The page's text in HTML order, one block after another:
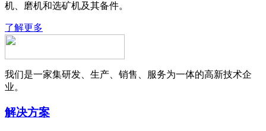
机、磨机和选矿机及其备件。
了解更多
我们是一家集研发、生产、销售、服务为一体的高新技术企
业。
解决方案